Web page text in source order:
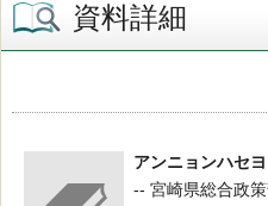
資料詳細
アンニョンハセ
-- 宮崎県総合政